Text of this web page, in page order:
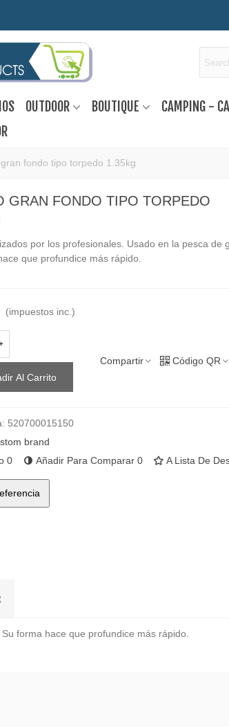
OUTDOOR BOUTIQUE CAMPING -
fondo tipo torpedo 1.35kg
GRAN FONDO TIPO TORPEDO
por los profesionales. Usado en la pesca de
que profundice más rápido.
(impuestos inc.)
Al Carrito
Compartir Código QR
520700015150
brand
0 Añadir Para Comparar 0 A Lista De
forma hace que profundice más rápido.